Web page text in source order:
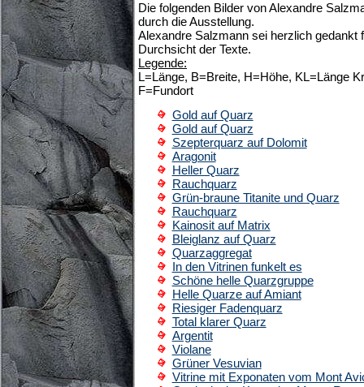
Die folgenden Bilder von Alexandre
durch die Ausstellung.
Alexandre Salzmann sei herzlich gedankt
Durchsicht der Texte.
Legende:
L=Länge, B=Breite, H=Höhe, KL=Länge
F=Fundort
Gold auf Quarz
Gold auf Quarz
Szepterquarz auf Dolomit
Aragonit
Heller Quarz
Rauchquarz
Grün-braune Titanite und Quarz
Rauchquarz
Kainosit auf Matrix
Bleiglanz auf Quarz
Quarzaggregat
In den Vitrinen funkelt es
Schöne helle Quarzgruppe
Helle Quarze auf Amiant
Riesiger Fadenquarz
Total klarer Quarz
Argentit
Violane
Grüner Vesuvian
Vitrine mit Exponaten vom Mont